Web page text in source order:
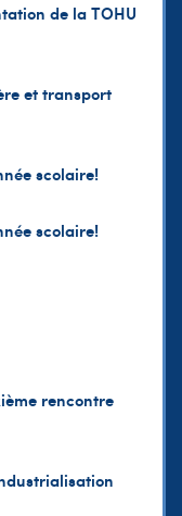
de la TOHU
et transport
scolaire!
scolaire!
rencontre